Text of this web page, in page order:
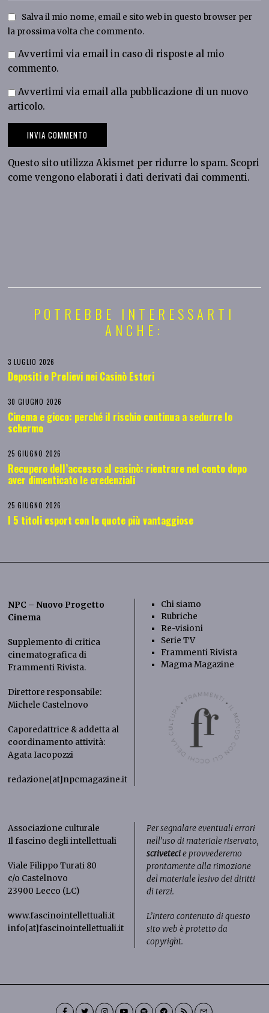
Salva il mio nome, email e sito web in questo browser per
la prossima volta che commento.
Avvertimi via email in caso di risposte al mio
commento.
Avvertimi via email alla pubblicazione di un nuovo
articolo.
Questo sito utilizza Akismet per ridurre lo spam. Scopri
come vengono elaborati i dati derivati dai commenti.
POTREBBE INTERESSARTI
ANCHE:
3 LUGLIO 2026
Depositi e Prelievi nei Casinò Esteri
30 GIUGNO 2026
Cinema e gioco: perché il rischio continua a sedurre lo
schermo
25 GIUGNO 2026
Recupero dell’accesso al casinò: rientrare nel conto dopo
aver dimenticato le credenziali
25 GIUGNO 2026
I 5 titoli esport con le quote più vantaggiose
NPC – Nuovo Progetto
Cinema
Supplemento di critica
cinematografica di
Frammenti Rivista.
Direttore responsabile:
Michele Castelnovo
Caporedattrice & addetta al
coordinamento attività:
Agata Iacopozzi
redazione[at]npcmagazine.it
Chi siamo
Rubriche
Re-visioni
Serie TV
Frammenti Rivista
Magma Magazine
Associazione culturale
Il fascino degli intellettuali
Viale Filippo Turati 80
c/o Castelnovo
23900 Lecco (LC)
www.fascinointellettuali.it
info[at]fascinointellettuali.it
Per segnalare eventuali errori
nell’uso di materiale riservato,
scrivetecie provvederemo
prontamente alla rimozione
del materiale lesivo dei diritti
di terzi.
L’intero contenuto di questo
sito web è protetto da
copyright.